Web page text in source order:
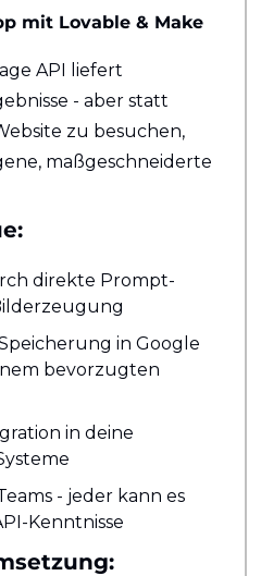
mit Lovable & Make
API liefert
- aber statt
zu besuchen,
maßgeschneiderte
direkte Prompt-
in Google
bevorzugten
in deine
- jeder kann es
Kenntnisse